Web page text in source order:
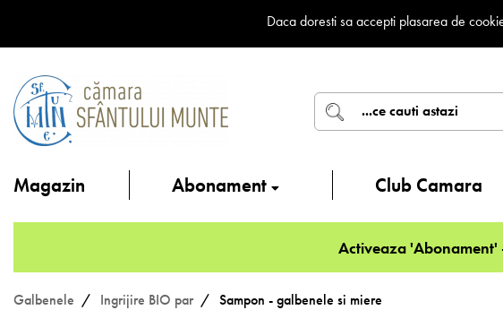
Daca doresti sa accepti plasarea de
Magazin Abonament Club Camara
Activeaza 'Abonament'
Galbenele Ingrijire BIO par Sampon - galbenele si miere